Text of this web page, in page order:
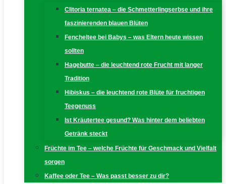
Clitoria ternatea – die Schmetterlingserbse und ihre
faszinierenden blauen Blüten
Fencheltee bei Babys – was Eltern heute wissen
sollten
Hagebutte – die leuchtend rote Frucht mit langer
Tradition
Hibiskus – die leuchtend rote Blüte für fruchtigen
Teegenuss
Ist Kräutertee gesund? Was hinter dem beliebten
Getränk steckt
Früchte im Tee – welche Früchte für Geschmack und Vielfalt
sorgen
Kaffee oder Tee – Was passt besser zu dir?